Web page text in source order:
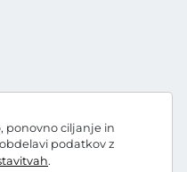
ponovno ciljanje in
podatkov z
.